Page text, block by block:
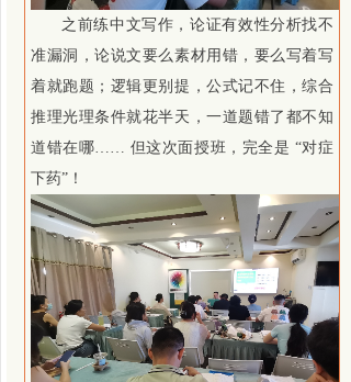
之前练中文写作，论证有效性分析找不
准漏洞，论说文要么素材用错，要么写着写
着就跑题；逻辑更别提，公式记不住，综合
推理光理条件就花半天，一道题错了都不知
道错在哪…… 但这次面授班，完全是 “对症
下药”！